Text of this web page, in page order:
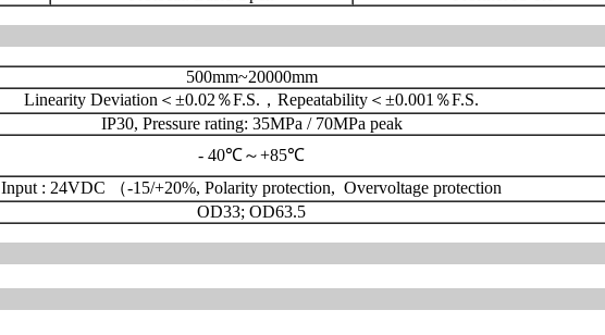
500mm~20000mm
Linearity Deviation＜±0.02％F.S.，Repeatability＜±0.001％F.S.
IP30, Pressure rating: 35MPa / 70MPa peak
- 40℃～+85℃
Input : 24VDC （-15/+20%, Polarity protection, Overvoltage protection
OD33; OD63.5